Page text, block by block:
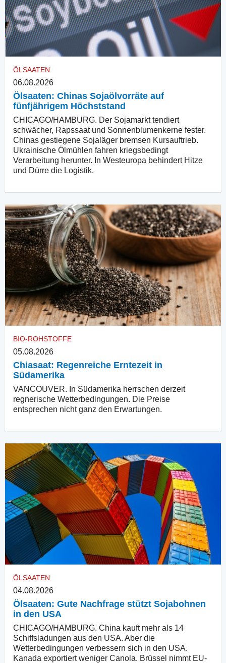
ÖLSAATEN
06.08.2026
Ölsaaten: Chinas Sojaölvorräte auf
fünfjährigem Höchststand
CHICAGO/HAMBURG. Der Sojamarkt tendiert
schwächer, Rapssaat und Sonnenblumenkerne fester.
Chinas gestiegene Sojaläger bremsen Kursauftrieb.
Ukrainische Ölmühlen fahren kriegsbedingt
Verarbeitung herunter. In Westeuropa behindert Hitze
und Dürre die Logistik.
BIO-ROHSTOFFE
05.08.2026
Chiasaat: Regenreiche Erntezeit in
Südamerika
VANCOUVER. In Südamerika herrschen derzeit
regnerische Wetterbedingungen. Die Preise
entsprechen nicht ganz den Erwartungen.
ÖLSAATEN
04.08.2026
Ölsaaten: Gute Nachfrage stützt Sojabohnen
in den USA
CHICAGO/HAMBURG. China kauft mehr als 14
Schiffsladungen aus den USA. Aber die
Wetterbedingungen verbessern sich in den USA.
Kanada exportiert weniger Canola. Brüssel nimmt EU-